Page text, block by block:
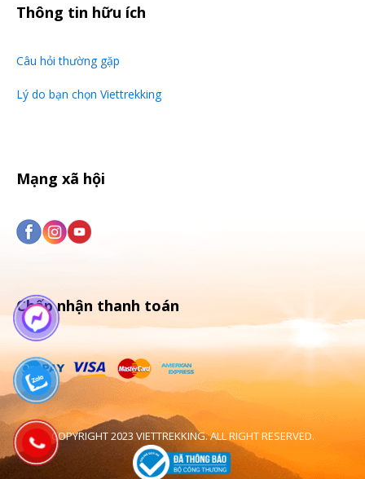
Thông tin hữu ích
Câu hỏi thường gặp
Lý do bạn chọn Viettrekking
Mạng xã hội
Chấp nhận thanh toán
COPYRIGHT 2023 VIETTREKKING. ALL RIGHT RESERVED.